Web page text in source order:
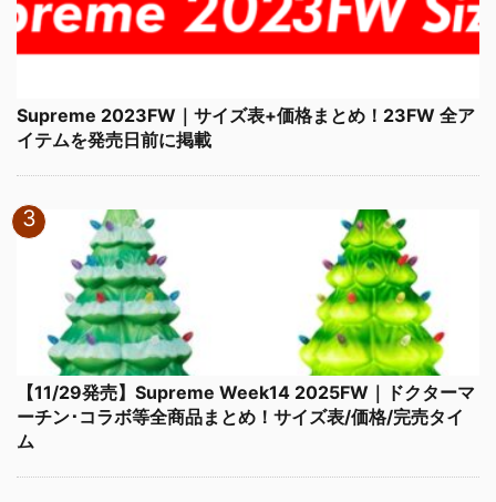
Supreme 2023FW｜サイズ表+価格まとめ！23FW 全ア
イテムを発売日前に掲載
【11/29発売】Supreme Week14 2025FW｜ドクターマ
ーチン･コラボ等全商品まとめ！サイズ表/価格/完売タイ
ム